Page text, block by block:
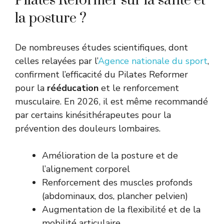
la posture ?
De nombreuses études scientifiques, dont
celles relayées par l’Agence nationale du sport,
confirment l’efficacité du Pilates Reformer
pour la rééducation et le renforcement
musculaire. En 2026, il est même recommandé
par certains kinésithérapeutes pour la
prévention des douleurs lombaires.
Amélioration de la posture et de
l’alignement corporel
Renforcement des muscles profonds
(abdominaux, dos, plancher pelvien)
Augmentation de la flexibilité et de la